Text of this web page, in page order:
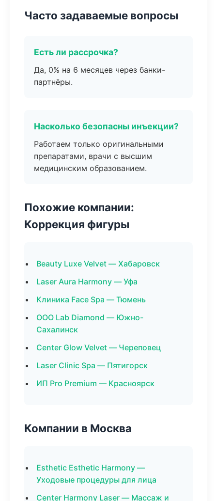
Часто задаваемые вопросы
Есть ли рассрочка?
Да, 0% на 6 месяцев через банки-
партнёры.
Насколько безопасны инъекции?
Работаем только оригинальными
препаратами, врачи с высшим
медицинским образованием.
Похожие компании:
Коррекция фигуры
Beauty Luxe Velvet — Хабаровск
Laser Aura Harmony — Уфа
Клиника Face Spa — Тюмень
ООО Lab Diamond — Южно-
Сахалинск
Center Glow Velvet — Череповец
Laser Clinic Spa — Пятигорск
ИП Pro Premium — Красноярск
Компании в Москва
Esthetic Esthetic Harmony —
Уходовые процедуры для лица
Center Harmony Laser — Массаж и